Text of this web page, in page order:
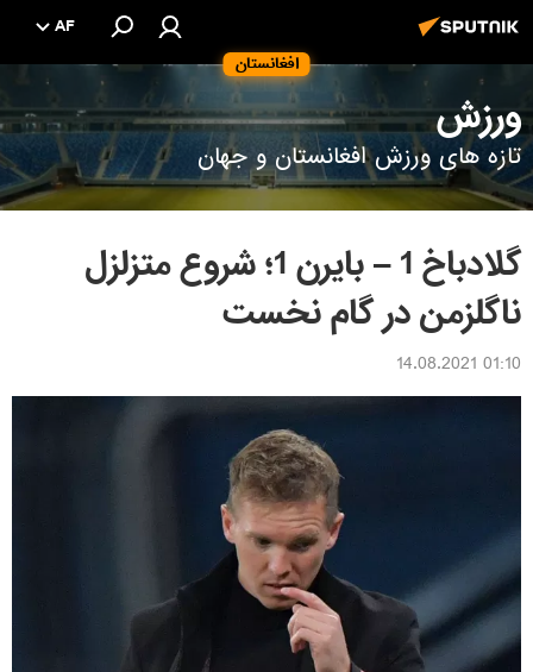
افغانستان
AF
ورزش
تازه های ورزش افغانستان و جهان
گلادباخ 1 – بایرن 1؛ شروع متزلزل
ناگلزمن در گام نخست
01:10 14.08.2021